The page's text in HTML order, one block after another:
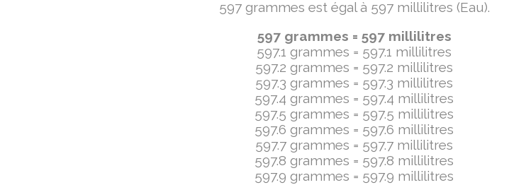
597 grammes est égal à 597 millilitres (Eau).
597 grammes = 597 millilitres
597.1 grammes = 597.1 millilitres
597.2 grammes = 597.2 millilitres
597.3 grammes = 597.3 millilitres
597.4 grammes = 597.4 millilitres
597.5 grammes = 597.5 millilitres
597.6 grammes = 597.6 millilitres
597.7 grammes = 597.7 millilitres
597.8 grammes = 597.8 millilitres
597.9 grammes = 597.9 millilitres